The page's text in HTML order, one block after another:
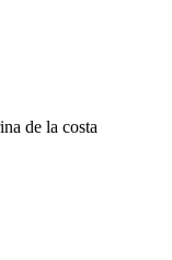
de la costa